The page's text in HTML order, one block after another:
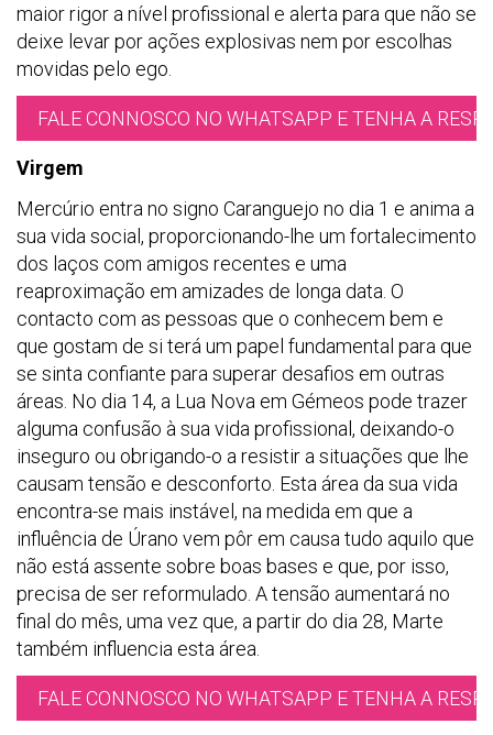
maior rigor a nível profissional e alerta para que não se
deixe levar por ações explosivas nem por escolhas
movidas pelo ego.
FALE CONNOSCO NO WHATSAPP E TENHA A
Virgem
Mercúrio entra no signo Caranguejo no dia 1 e anima a
sua vida social, proporcionando-lhe um fortalecimento
dos laços com amigos recentes e uma
reaproximação em amizades de longa data. O
contacto com as pessoas que o conhecem bem e
que gostam de si terá um papel fundamental para que
se sinta confiante para superar desafios em outras
áreas. No dia 14, a Lua Nova em Gémeos pode trazer
alguma confusão à sua vida profissional, deixando-o
inseguro ou obrigando-o a resistir a situações que lhe
causam tensão e desconforto. Esta área da sua vida
encontra-se mais instável, na medida em que a
influência de Úrano vem pôr em causa tudo aquilo que
não está assente sobre boas bases e que, por isso,
precisa de ser reformulado. A tensão aumentará no
final do mês, uma vez que, a partir do dia 28, Marte
também influencia esta área.
FALE CONNOSCO NO WHATSAPP E TENHA A